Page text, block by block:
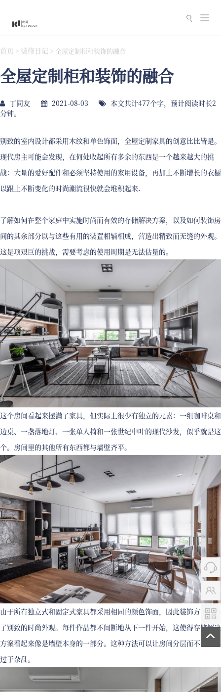
切
换
首页 > 装修日记 > 全屋定制柜和装饰的融合
全屋定制柜和装饰的融合
丁同友 2021-08-03
本文共计477个字，预计阅读时长2
分钟。
别致的室内设计都采用木纹和单色饰面，全屋定制家具的创意比比皆是。
现代房主可能会发现，在何处收起所有多余的东西是一个越来越大的挑
战：大量的爱好配件和必须坚持使用的家用设备，再加上不断增长的衣橱
以跟上不断变化的时尚潮流很快就会堆积起来.
了解如何在整个家庭中实施时尚而有效的存储解决方案，以及如何装饰房
间的其余部分以与这些有用的装置相辅相成，营造出精致而无缝的外观。
这是项艰巨的挑战，需要考虑的使用周期是无法估量的。
这个房间看起来摆满了家具，但实际上很少有独立的元素：一组咖啡桌和
边桌、一盏落地灯、一张单人椅和一张世纪中叶的现代沙发，似乎就是这
个。房间里的其他所有东西都与墙壁齐平。
由于所有独立式和固定式家具都采用相同的颜色饰面，因此装饰方案保持
了别致的时尚外观。每件作品都不间断地从下一件开始，这使得存储解决
方案看起来像是墙壁本身的一部分。这种方法可以让房间分层而不会显得
过于杂乱。